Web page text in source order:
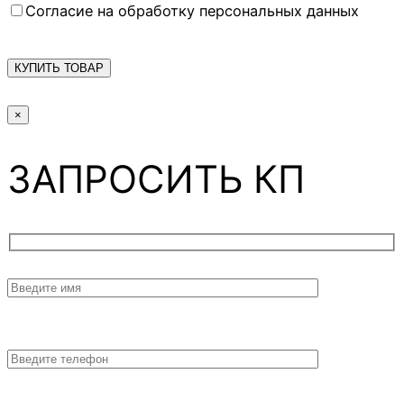
Согласие на обработку персональных данных
×
ЗАПРОСИТЬ КП